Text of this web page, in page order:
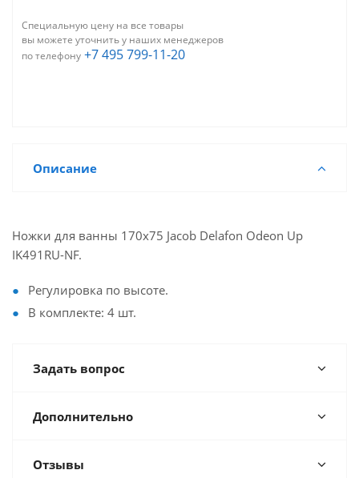
Специальную цену на все товары
вы можете уточнить у наших менеджеров
по телефону +7 495 799-11-20
Описание
Ножки для ванны 170х75 Jacob Delafon Odeon Up
IK491RU-NF.
Регулировка по высоте.
В комплекте: 4 шт.
Задать вопрос
Дополнительно
Отзывы